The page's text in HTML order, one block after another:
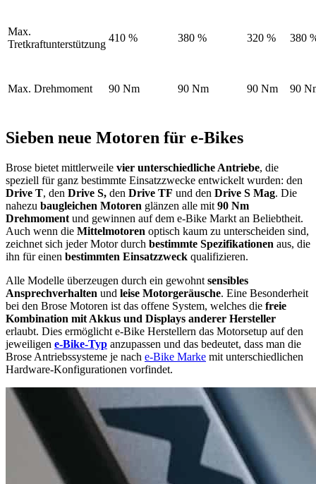
Max.
Tretkraftunterstützung
410 % 380 % 320 % 380
Max. Drehmoment 90 Nm 90 Nm 90 Nm 90
Sieben neue Motoren für e-Bikes
Brose bietet mittlerweile vier unterschiedliche Antriebe, die
speziell für ganz bestimmte Einsatzzwecke entwickelt wurden: den
Drive T, den Drive S, den Drive TF und den Drive S Mag. Die
nahezu baugleichen Motoren glänzen alle mit 90 Nm
Drehmoment und gewinnen auf dem e-Bike Markt an Beliebtheit.
Auch wenn die Mittelmotoren optisch kaum zu unterscheiden sind,
zeichnet sich jeder Motor durch bestimmte Spezifikationen aus, die
ihn für einen bestimmten Einsatzzweck qualifizieren.
Alle Modelle überzeugen durch ein gewohnt sensibles
Ansprechverhalten und leise Motorgeräusche. Eine Besonderheit
bei den Brose Motoren ist das offene System, welches die freie
Kombination mit Akkus und Displays anderer Hersteller
erlaubt. Dies ermöglicht e-Bike Herstellern das Motorsetup auf den
jeweiligen e-Bike-Typ anzupassen und das bedeutet, dass man die
Brose Antriebssysteme je nach e-Bike Marke mit unterschiedlichen
Hardware-Konfigurationen vorfindet.